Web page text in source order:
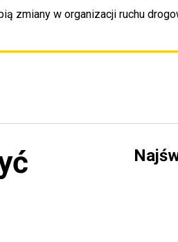
zmiany w organizacji ruchu